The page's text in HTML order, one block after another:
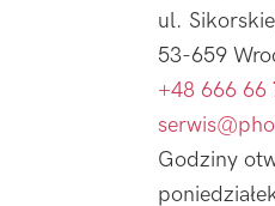
ul.
53-659
+48 666 66
Godziny